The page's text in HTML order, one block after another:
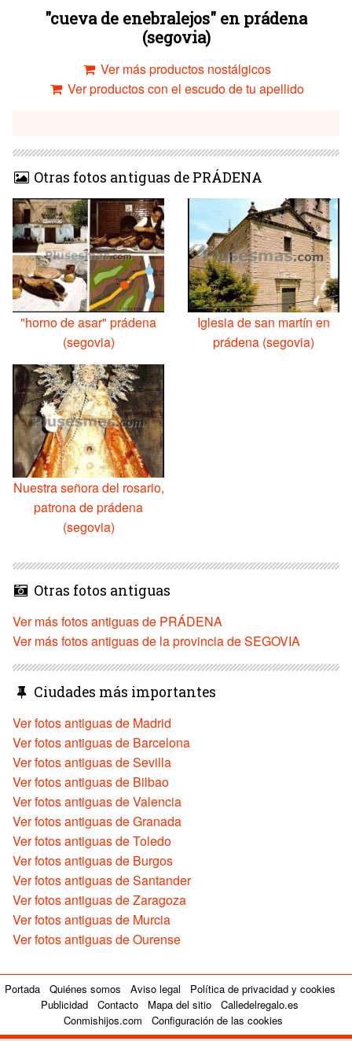
"cueva de enebralejos" en prádena
(segovia)
Ver más productos nostálgicos
Ver productos con el escudo de tu apellido
Otras fotos antiguas de PRÁDENA
"horno de asar" prádena
(segovia)
Iglesia de san martín en
prádena (segovia)
Nuestra señora del rosario,
patrona de prádena
(segovia)
Otras fotos antiguas
Ver más fotos antiguas de PRÁDENA
Ver más fotos antiguas de la provincia de SEGOVIA
Ciudades más importantes
Ver fotos antiguas de Madrid
Ver fotos antiguas de Barcelona
Ver fotos antiguas de Sevilla
Ver fotos antiguas de Bilbao
Ver fotos antiguas de Valencia
Ver fotos antiguas de Granada
Ver fotos antiguas de Toledo
Ver fotos antiguas de Burgos
Ver fotos antiguas de Santander
Ver fotos antiguas de Zaragoza
Ver fotos antiguas de Murcia
Ver fotos antiguas de Ourense
Portada Quiénes somos Aviso legal
Política de privacidad y cookies
Publicidad
Contacto Mapa del sitio
Calledelregalo.es
Conmishijos.com
Configuración de las cookies